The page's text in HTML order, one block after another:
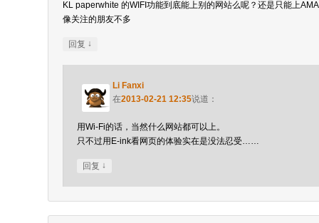
KL paperwhite 的WIFI功能到底能上别的网站么呢？还是只能上
像关注的朋友不多
回复 ↓
Li Fanxi
在2013-02-21 12:35说道：
用Wi-Fi的话，当然什么网站都可以上。
只不过用E-ink看网页的体验实在是没法忍受……
回复 ↓